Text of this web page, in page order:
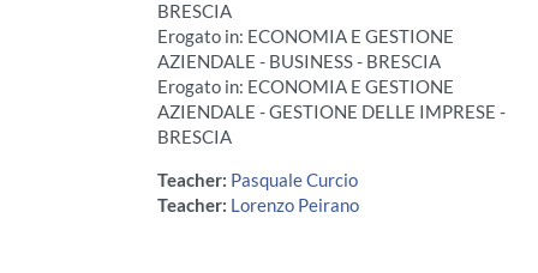
BRESCIA
Erogato in: ECONOMIA E GESTIONE
AZIENDALE - BUSINESS - BRESCIA
Erogato in: ECONOMIA E GESTIONE
AZIENDALE - GESTIONE DELLE IMPRESE -
BRESCIA
Teacher: Pasquale Curcio
Teacher: Lorenzo Peirano